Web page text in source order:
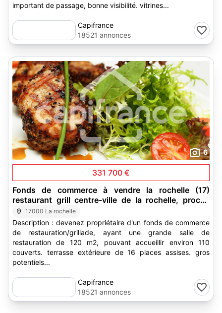
important de passage, bonne visibilité. vitrines...
Capifrance
18521 annonces
6
331 700 €
Fonds de commerce à vendre la rochelle (17)
restaurant grill centre-ville de la rochelle, proche
gare, et vieux-port, potentiel
17000 La rochelle
Description : devenez propriétaire d'un fonds de commerce
de restauration/grillade, ayant une grande salle de
restauration de 120 m2, pouvant accueillir environ 110
couverts. terrasse extérieure de 16 places assises. gros
potentiels...
Capifrance
18521 annonces